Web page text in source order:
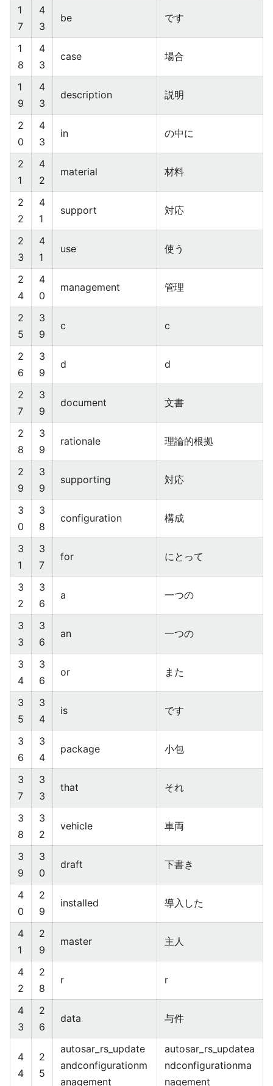
1
7
4
3
be です
1
8
4
3
case 場合
1
9
4
3
description 説明
2
0
4
3
in の中に
2
1
4
2
material 材料
2
2
4
1
support 対応
2
3
4
1
use 使う
2
4
4
0
management 管理
2
5
3
9
c c
2
6
3
9
d d
2
7
3
9
document 文書
2
8
3
9
rationale 理論的根拠
2
9
3
9
supporting 対応
3
0
3
8
configuration 構成
3
1
3
7
for にとって
3
2
3
6
a 一つの
3
3
3
6
an 一つの
3
4
3
6
or また
3
5
3
4
is です
3
6
3
4
package 小包
3
7
3
3
that それ
3
8
3
2
vehicle 車両
3
9
3
0
draft 下書き
4
0
2
9
installed 導入した
4
1
2
9
master 主人
4
2
2
8
r r
4
3
2
6
data 与件
4
4
2
5
autosar_rs_update
andconfigurationm
anagement
autosar_rs_updatea
ndconfigurationma
nagement